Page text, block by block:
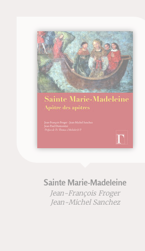
Sainte Marie-Madeleine
Jean-François Froger
Jean-Michel Sanchez